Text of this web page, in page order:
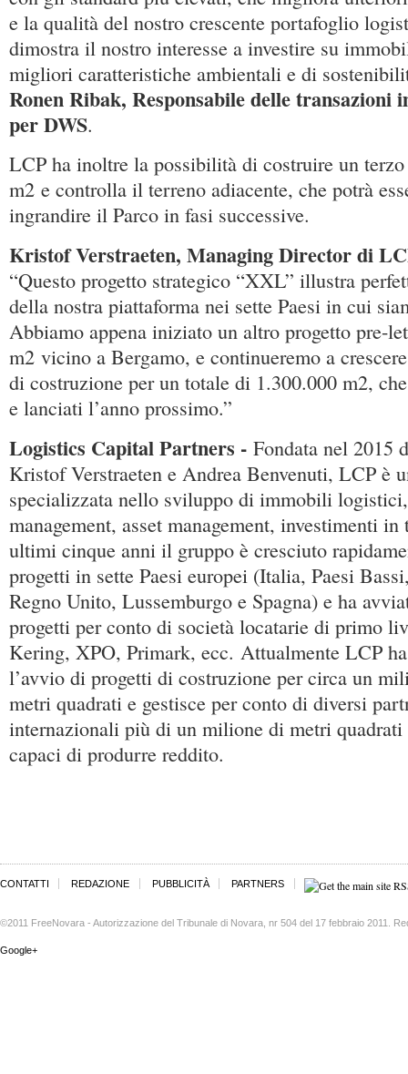
e la qualità del nostro crescente portafoglio
dimostra il nostro interesse a investire su
migliori caratteristiche ambientali e di
Ronen Ribak, Responsabile delle transazioni
per DWS.
LCP ha inoltre la possibilità di costruire un
m2 e controlla il terreno adiacente, che potrà
ingrandire il Parco in fasi successive.
Kristof Verstraeten, Managing Director di
“Questo progetto strategico “XXL” illustra
della nostra piattaforma nei sette Paesi in cui
Abbiamo appena iniziato un altro progetto pre-
m2 vicino a Bergamo, e continueremo a
di costruzione per un totale di 1.300.000 m2,
e lanciati l’anno prossimo.”
Logistics Capital Partners - Fondata nel 2015
Kristof Verstraeten e Andrea Benvenuti, LCP è
specializzata nello sviluppo di immobili
management, asset management, investimenti
ultimi cinque anni il gruppo è cresciuto
progetti in sette Paesi europei (Italia, Paesi
Regno Unito, Lussemburgo e Spagna) e ha
progetti per conto di società locatarie di primo
Kering, XPO, Primark, ecc. Attualmente LCP
l’avvio di progetti di costruzione per circa un
metri quadrati e gestisce per conto di diversi
internazionali più di un milione di metri
capaci di produrre reddito.
CONTATTI REDAZIONE PUBBLICITÀ PARTNERS
©2011 FreeNovara - Autorizzazione del Tribunale di Novara, nr 504 del 17 febbraio 2011.
Google+